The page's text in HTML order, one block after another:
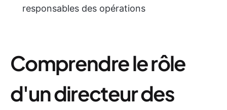
responsables des opérations
Comprendre le rôle
d'un directeur des